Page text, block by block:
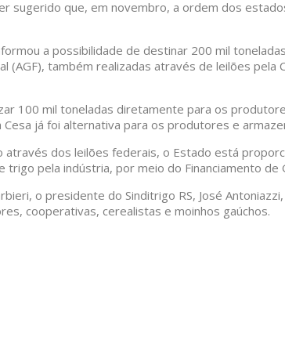
que, em novembro, a ordem dos
a possibilidade de destinar 200 mil
(AGF), também realizadas através de leilões pela
100 mil toneladas diretamente para os
já foi alternativa para os produtores e
dos leilões federais, o Estado está
pela indústria, por meio do Financiamento de
o presidente do Sinditrigo RS, José
cooperativas, cerealistas e moinhos gaúchos.